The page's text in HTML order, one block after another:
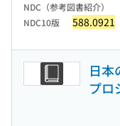
NDC（参考図書紹介）
NDC10版 588.0921
日本
プロ